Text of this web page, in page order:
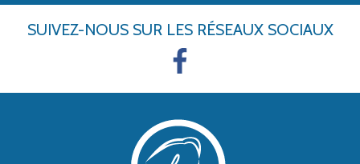
SUIVEZ-NOUS SUR LES RÉSEAUX SOCIAUX